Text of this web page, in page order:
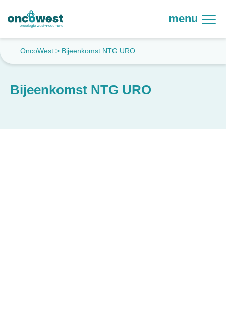
menu
OncoWest > Bijeenkomst NTG URO
Bijeenkomst NTG URO